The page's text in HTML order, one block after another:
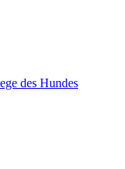
des Hundes